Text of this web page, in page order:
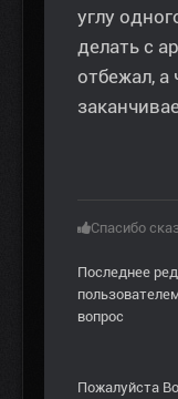
углу
делать с
отбежал, а
Спасибо
Последнее
вопрос
Пожалуйста